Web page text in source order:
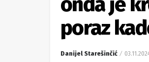
poraz
Danijel Starešinčić